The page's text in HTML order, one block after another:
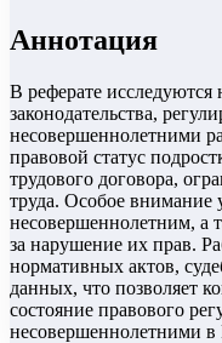
Аннотация
В реферате исследуются
законодательства,
несовершеннолетними
правовой статус
трудового договора,
труда. Особое внимание
несовершеннолетним, а
за нарушение их прав.
нормативных актов,
данных, что позволяет
состояние правового
несовершеннолетними в